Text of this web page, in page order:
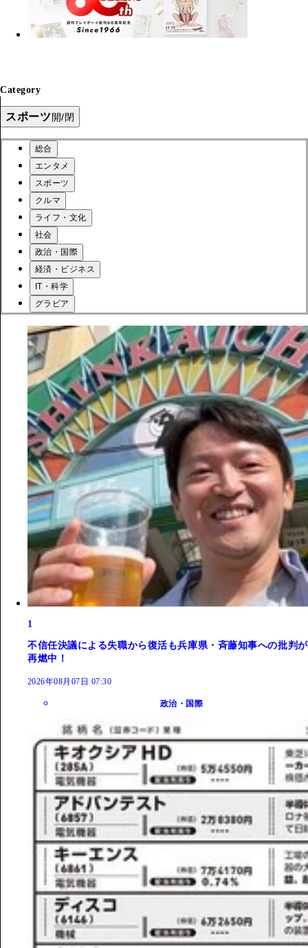
Category
スポーツ開/閉
総合
エンタメ
スポーツ
クルマ
ライフ・文化
社会
政治・国際
経済・ビジネス
IT・科学
グラビア
1
不信任決議による失職から復活も兵庫県・斉藤知事への批判が
再燃中！
2026年08月07日 07:30
政治・国際